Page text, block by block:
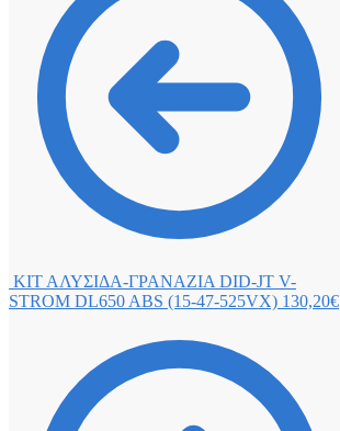
ΚΙΤ ΑΛΥΣΙΔΑ-ΓΡΑΝΑΖΙΑ DID-JT V-
STROM DL650 ABS (15-47-525VX) 130,20€